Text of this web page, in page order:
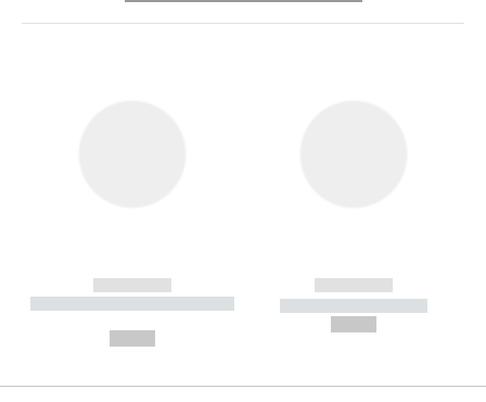
------------
----------- ----------- --------
------------
----------- -----------